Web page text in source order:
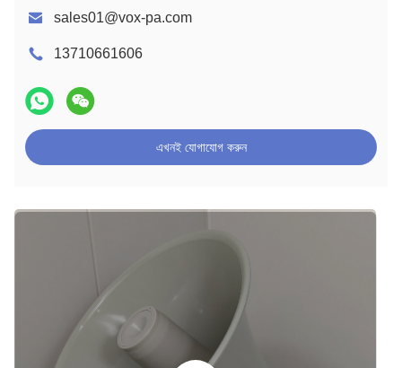
sales01@vox-pa.com
13710661606
এখনই যোগাযোগ করুন